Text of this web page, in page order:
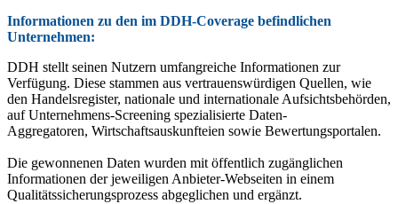
Informationen zu den im DDH-Coverage befindlichen
Unternehmen:
DDH stellt seinen Nutzern umfangreiche Informationen zur
Verfügung. Diese stammen aus vertrauenswürdigen Quellen, wie
den Handelsregister, nationale und internationale Aufsichtsbehörden,
auf Unternehmens-Screening spezialisierte Daten-
Aggregatoren, Wirtschaftsauskunfteien sowie Bewertungsportalen.
Die gewonnenen Daten wurden mit öffentlich zugänglichen
Informationen der jeweiligen Anbieter-Webseiten in einem
Qualitätssicherungsprozess abgeglichen und ergänzt.